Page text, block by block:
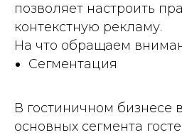
позволяет настроить
контекстную рекламу.
На что обращаем
Сегментация
В гостиничном бизнесе
основных сегмента